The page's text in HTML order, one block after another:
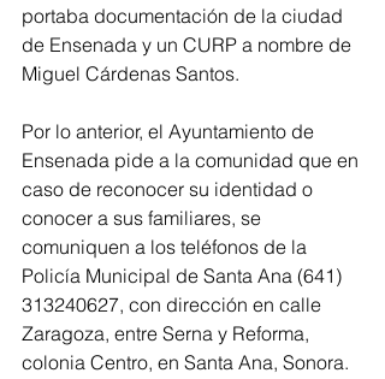
portaba documentación de la ciudad
de Ensenada y un CURP a nombre de
Miguel Cárdenas Santos.
Por lo anterior, el Ayuntamiento de
Ensenada pide a la comunidad que en
caso de reconocer su identidad o
conocer a sus familiares, se
comuniquen a los teléfonos de la
Policía Municipal de Santa Ana (641)
313240627, con dirección en calle
Zaragoza, entre Serna y Reforma,
colonia Centro, en Santa Ana, Sonora.